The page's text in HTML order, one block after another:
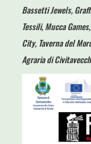
Bassetti Jewels,
Tessili, Mucca
City, Taverna del
Agraria di